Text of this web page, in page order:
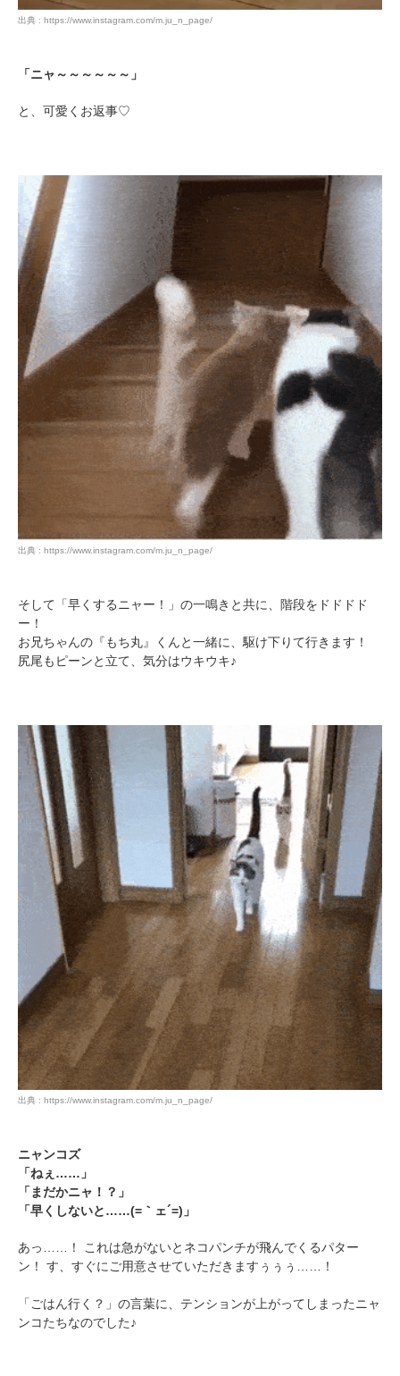
出典 : https://www.instagram.com/m.ju_n_page/
「ニャ～～～～～～」
と、可愛くお返事♡
出典 : https://www.instagram.com/m.ju_n_page/
そして「早くするニャー！」の一鳴きと共に、階段をドドドド
ー！
お兄ちゃんの『もち丸』くんと一緒に、駆け下りて行きます！
尻尾もピーンと立て、気分はウキウキ♪
出典 : https://www.instagram.com/m.ju_n_page/
ニャンコズ
「ねぇ……」
「まだかニャ！？」
「早くしないと……(=｀ェ´=)」
あっ……！ これは急がないとネコパンチが飛んでくるパター
ン！ す、すぐにご用意させていただきますぅぅぅ……！
「ごはん行く？」の言葉に、テンションが上がってしまったニャ
ンコたちなのでした♪
pecodogs
いぬ部をフォロー
pecocats
ねこ部をフォロー
PECOアプリをダウンロード済みの方
アプリをダウンロードする